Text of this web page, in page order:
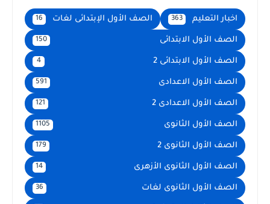
اخبار التعليم 363 الصف الأول الإبتدائى لغات 16
الصف الأول الابتدائى 150
الصف الأول الابتدائى 2 4
الصف الأول الاعدادى 591
الصف الأول الاعدادى 2 121
الصف الأول الثانوى 1105
الصف الأول الثانوى 2 179
الصف الأول الثانوى الأزهرى 14
الصف الأول الثانوى لغات 36